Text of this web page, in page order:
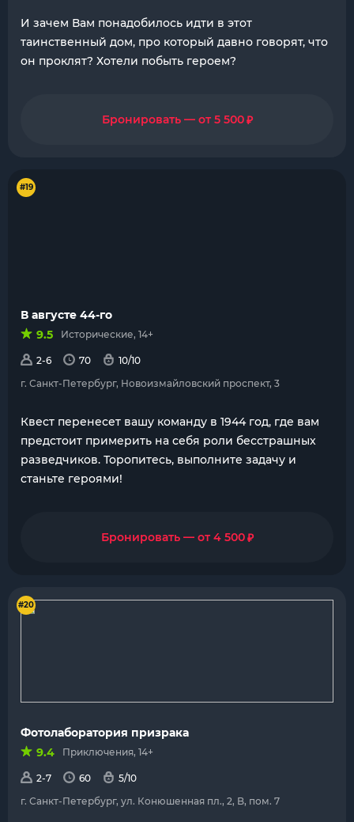
И зачем Вам понадобилось идти в этот
таинственный дом, про который давно говорят, что
он проклят? Хотели побыть героем?
Бронировать — от 5 500₽
#19
В августе 44-го
9.5
Исторические, 14+
2-6 70
10/10
г. Санкт-Петербург, Новоизмайловский проспект, 3
Квест перенесет вашу команду в 1944 год, где вам
предстоит примерить на себя роли бесстрашных
разведчиков. Торопитесь, выполните задачу и
станьте героями!
Бронировать — от 4 500₽
#20
Фотолаборатория призрака
9.4
Приключения, 14+
2-7 60
5/10
г. Санкт-Петербург, ул. Конюшенная пл., 2, B, пом. 7